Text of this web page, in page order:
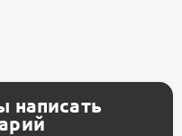
написать